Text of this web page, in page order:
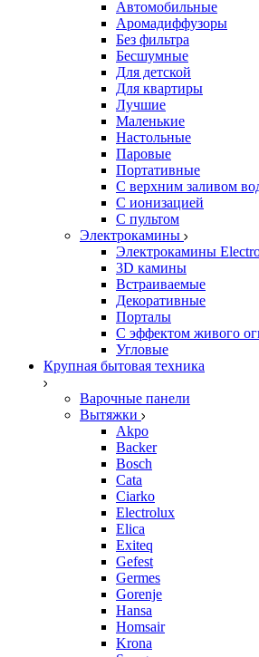
Автомобильные
Аромадиффузоры
Без фильтра
Бесшумные
Для детской
Для квартиры
Лучшие
Маленькие
Настольные
Паровые
Портативные
С верхним заливом
С ионизацией
С пультом
Электрокамины
Электрокамины
3D камины
Встраиваемые
Декоративные
Порталы
С эффектом живого
Угловые
Крупная бытовая техника
Варочные панели
Вытяжки
Akpo
Backer
Bosch
Cata
Ciarko
Electrolux
Elica
Exiteq
Gefest
Germes
Gorenje
Hansa
Homsair
Krona